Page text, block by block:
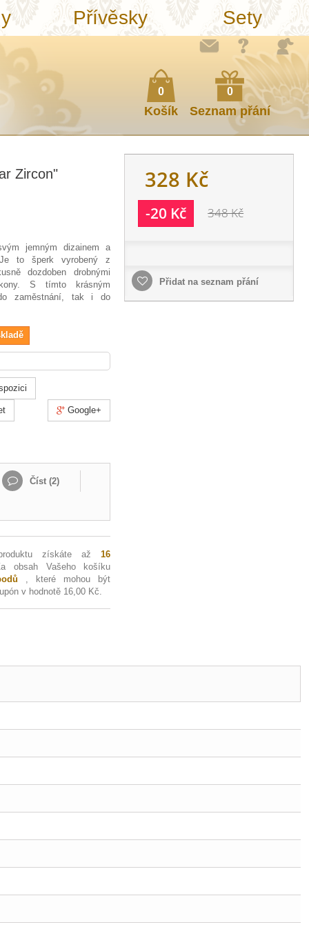
0
Košík
Přívěsky Sety
0
Seznam přání
Zircon"
jemným dizainem a
to šperk vyrobený z
dozdoben drobnými
S tímto krásným
zaměstnání, tak i do
Google+
Číst (2)
získáte až16
obsah Vašeho košíku
, které mohou být
v hodnotě 16,00 Kč.
328 Kč
-20 Kč 348 Kč
Přidat na seznam přání